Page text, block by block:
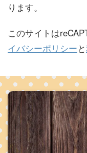
ります。
このサイトは
イバシーポリシーと